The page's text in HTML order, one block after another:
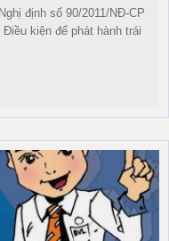
định số 90/2011/NĐ-CP
kiện để phát hành trái